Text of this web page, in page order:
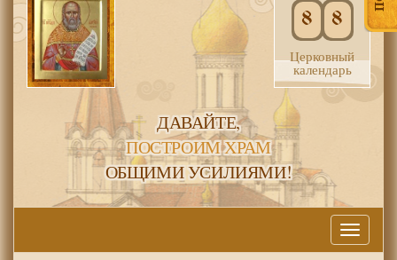
8 8
Церковный
календарь
ДАВАЙТЕ,
ПОСТРОИМ ХРАМ
ОБЩИМИ УСИЛИЯМИ!
Меню